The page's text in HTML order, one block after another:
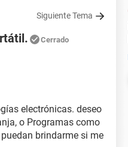
Siguiente Tema
Cerrado
electrónicas. deseo
o Programas como
brindarme si me